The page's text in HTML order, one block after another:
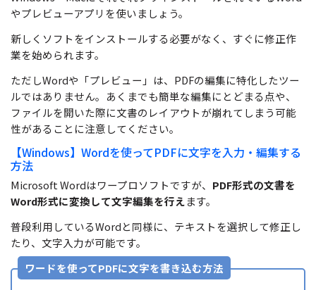
やプレビューアプリを使いましょう。
新しくソフトをインストールする必要がなく、すぐに修正作
業を始められます。
ただしWordや「プレビュー」は、PDFの編集に特化したツー
ルではありません。あくまでも簡単な編集にとどまる点や、
ファイルを開いた際に文書のレイアウトが崩れてしまう可能
性があることに注意してください。
【Windows】Wordを使ってPDFに文字を入力・編集する
方法
Microsoft Wordはワープロソフトですが、 PDF形式の文書を
Word形式に変換して文字編集を行え ます。
普段利用しているWordと同様に、テキストを選択して修正し
たり、文字入力が可能です。
ワードを使ってPDFに文字を書き込む方法